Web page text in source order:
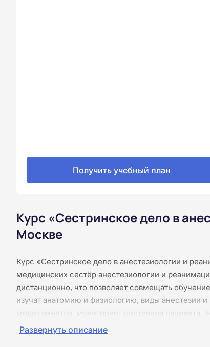
Получить учебный план
Курс «Сестринское дело в
Москве
Курс «Сестринское дело в анестезиологии и
медицинских сестёр анестезиологии и
дистанционно, что позволяет совмещать
изучат анатомию и физиологию, виды анестезии
медикаментов, мониторинг состояния пациента,
требования. Обучение проходит без
Развернуть описание